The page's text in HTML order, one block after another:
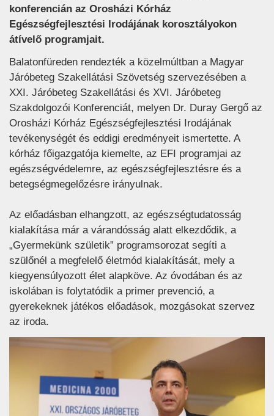
konferencián az Orosházi Kórház
Egészségfejlesztési Irodájának korosztályokon
átívelő programjait.
Balatonfüreden rendezték a közelmúltban a Magyar
Járóbeteg Szakellátási Szövetség szervezésében a
XXI. Járóbeteg Szakellátási és XVI. Járóbeteg
Szakdolgozói Konferenciát, melyen Dr. Duray Gergő az
Orosházi Kórház Egészségfejlesztési Irodájának
tevékenységét és eddigi eredményeit ismertette. A
kórház főigazgatója kiemelte, az EFI programjai az
egészségvédelemre, az egészségfejlesztésre és a
betegségmegelőzésre irányulnak.
Az előadásban elhangzott, az egészségtudatosság
kialakítása már a várandósság alatt elkezdődik, a
„Gyermekünk születik” programsorozat segíti a
szülőnél a megfelelő életmód kialakítását, mely a
kiegyensúlyozott élet alapköve. Az óvodában és az
iskolában is folytatódik a primer prevenció, a
gyerekeknek játékos előadások, mozgásokat szervez
az iroda.